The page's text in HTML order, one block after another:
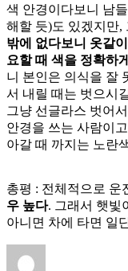
색 안경이다보니 남
해할 듯)도 있겠지만,
밖에 없다보니 옷같
요할 때 색을 정확하
니 본인은 의식을 잘
서 내릴 때는 벗으시
그냥 선글라스 벗어
안경을 쓰는 사람이
아갈 때 까지는 노란
총평 : 전체적으로 운
우 높다. 그래서 햇빛
아니면 차에 타면 일